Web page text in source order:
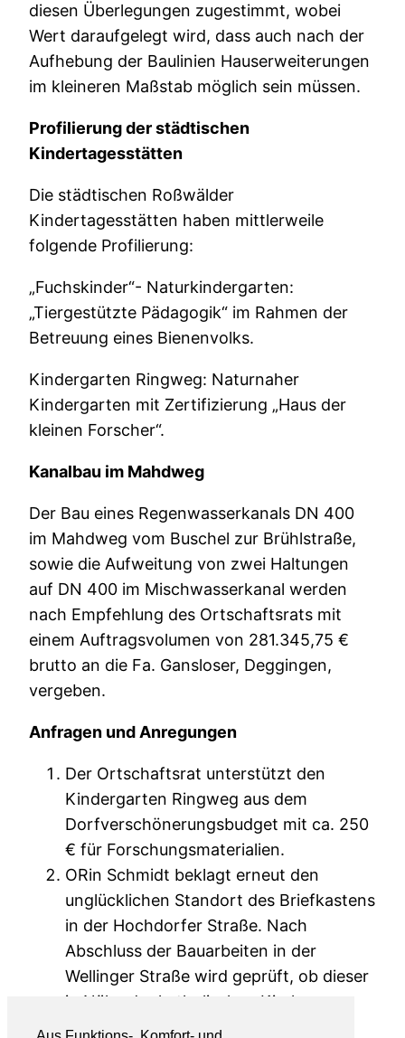
diesen Überlegungen zugestimmt, wobei
Wert daraufgelegt wird, dass auch nach der
Aufhebung der Baulinien Hauserweiterungen
im kleineren Maßstab möglich sein müssen.
Profilierung der städtischen
Kindertagesstätten
Die städtischen Roßwälder
Kindertagesstätten haben mittlerweile
folgende Profilierung:
„Fuchskinder“- Naturkindergarten:
„Tiergestützte Pädagogik“ im Rahmen der
Betreuung eines Bienenvolks.
Kindergarten Ringweg: Naturnaher
Kindergarten mit Zertifizierung „Haus der
kleinen Forscher“.
Kanalbau im Mahdweg
Der Bau eines Regenwasserkanals DN 400
im Mahdweg vom Buschel zur Brühlstraße,
sowie die Aufweitung von zwei Haltungen
auf DN 400 im Mischwasserkanal werden
nach Empfehlung des Ortschaftsrats mit
einem Auftragsvolumen von 281.345,75 €
brutto an die Fa. Gansloser, Deggingen,
vergeben.
Anfragen und Anregungen
Der Ortschaftsrat unterstützt den
Kindergarten Ringweg aus dem
Dorfverschönerungsbudget mit ca. 250
€ für Forschungsmaterialien.
ORin Schmidt beklagt erneut den
unglücklichen Standort des Briefkastens
in der Hochdorfer Straße. Nach
Abschluss der Bauarbeiten in der
Wellinger Straße wird geprüft, ob dieser
in Nähe der katholischen Kirche
platziert werden kann.